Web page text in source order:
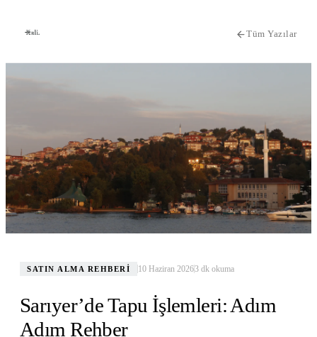
Tüm Yazılar
SATIN ALMA REHBERI 10 Haziran 20263 dk okuma
Sarıyer’de Tapu İşlemleri: Adım
Adım Rehber